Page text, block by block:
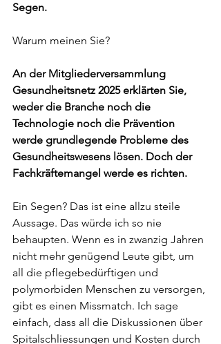
Segen.
Warum meinen Sie?
An der Mitgliederversammlung
Gesundheitsnetz 2025 erklärten Sie,
weder die Branche noch die
Technologie noch die Prävention
werde grundlegende Probleme des
Gesundheitswesens lösen. Doch der
Fachkräftemangel werde es richten.
Ein Segen? Das ist eine allzu steile
Aussage. Das würde ich so nie
behaupten. Wenn es in zwanzig Jahren
nicht mehr genügend Leute gibt, um
all die pflegebedürftigen und
polymorbiden Menschen zu versorgen,
gibt es einen Missmatch. Ich sage
einfach, dass all die Diskussionen über
Spitalschliessungen und Kosten durch